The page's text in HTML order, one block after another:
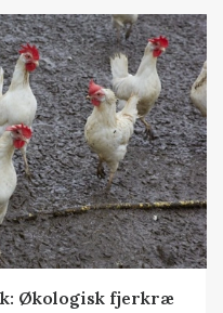
Økologisk fjerkræ